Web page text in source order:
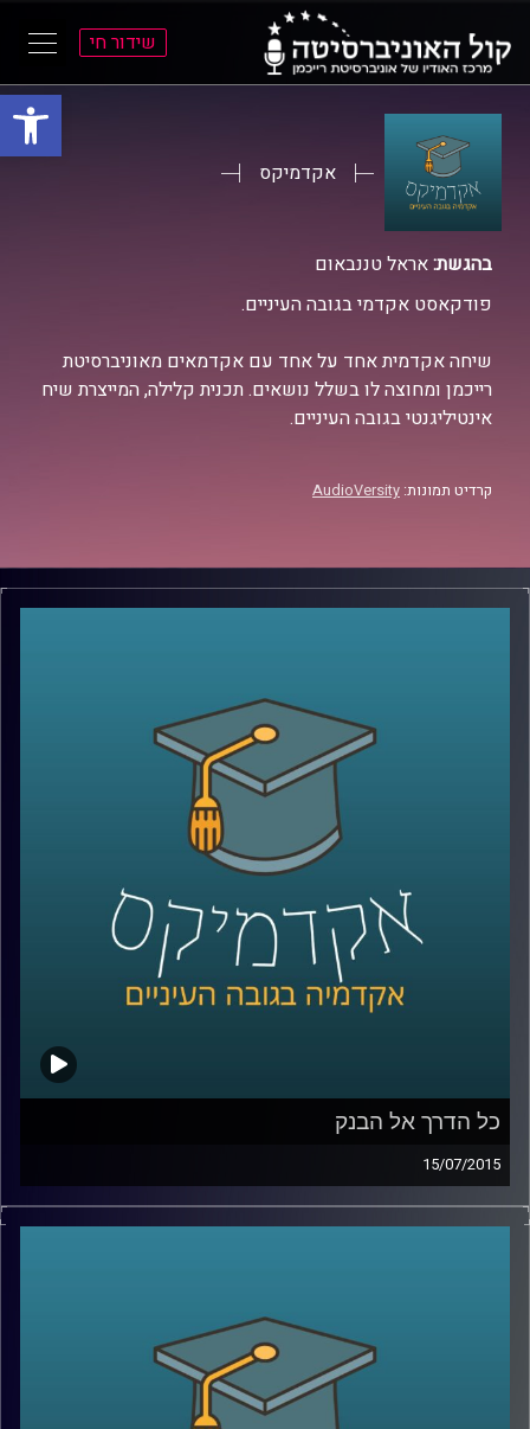
פתח
שידור חי
אקדמיקס
בהגשת:אראל טננבאום
פודקאסט אקדמי בגובה העיניים.
שיחה אקדמית אחד על אחד עם אקדמאים מאוניברסיטת
רייכמן ומחוצה לו בשלל נושאים. תכנית קלילה, המייצרת שיח
אינטיליגנטי בגובה העיניים.
קרדיט תמונות: AudioVersity
כל הדרך אל הבנק
15/07/2015
נדין בודו טרכטנברג, המשנה לנגידת בנק
עומדים לרשותו? נדין מסבירה על הקשר בין
משברים כלכליים לבין הפעילות של הבנקים
המרכזיים, ומנסה לתאר את התמונה הבעייתית
והמורכבת בכל הנוגע לסוגיות העוני העולמי.